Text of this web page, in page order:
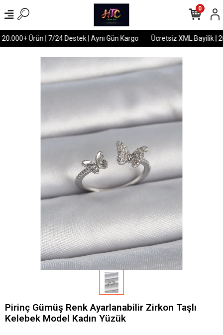
Ürün | 7/24 Destek | Aynı Gün Kargo Ücretsiz XML Bayilik |
0
Pirinç Gümüş Renk Ayarlanabilir Zirkon Taşlı
Kelebek Model Kadın Yüzük